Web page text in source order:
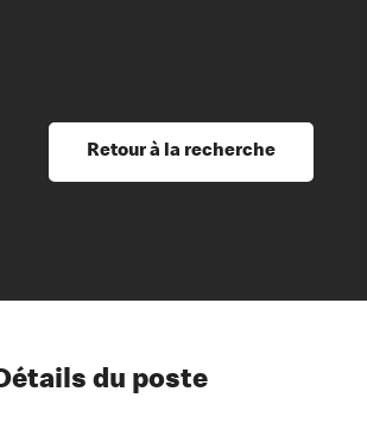
et perfectionnement
du savoir
à l’égard de nos employés
directeurs
Retour à la recherche
du poste